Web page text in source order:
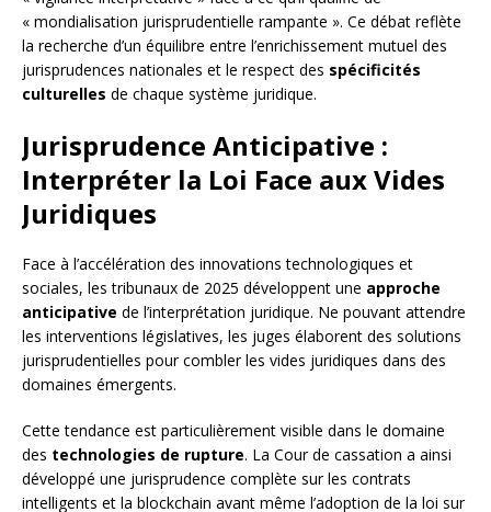
« mondialisation jurisprudentielle rampante ». Ce débat reflète
la recherche d’un équilibre entre l’enrichissement mutuel des
jurisprudences nationales et le respect des spécificités
culturelles de chaque système juridique.
Jurisprudence Anticipative :
Interpréter la Loi Face aux Vides
Juridiques
Face à l’accélération des innovations technologiques et
sociales, les tribunaux de 2025 développent une approche
anticipative de l’interprétation juridique. Ne pouvant attendre
les interventions législatives, les juges élaborent des solutions
jurisprudentielles pour combler les vides juridiques dans des
domaines émergents.
Cette tendance est particulièrement visible dans le domaine
des technologies de rupture. La Cour de cassation a ainsi
développé une jurisprudence complète sur les contrats
intelligents et la blockchain avant même l’adoption de la loi sur